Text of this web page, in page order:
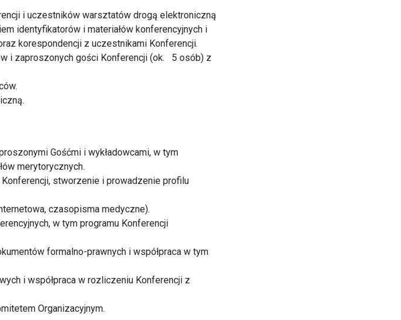
i uczestników warsztatów drogą elektroniczną
identyfikatorów i materiałów konferencyjnych i
korespondencji z uczestnikami Konferencji.
i zaproszonych gości Konferencji (ok. 5 osób) z
Gośćmi i wykładowcami, w tym
merytorycznych.
stworzenie i prowadzenie profilu
czasopisma medyczne).
w tym programu Konferencji
formalno-prawnych i współpraca w tym
i współpraca w rozliczeniu Konferencji z
Organizacyjnym.